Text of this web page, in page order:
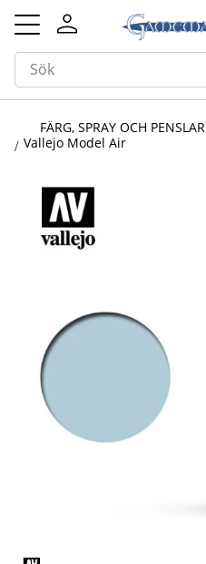
Meny
FÄRG, SPRAY OCH PENSLAR
Vallejo Model Air